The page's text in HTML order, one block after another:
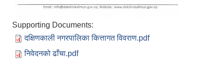
Supporting Documents:
दक्षिणकाली नगरपालिका कित्तागत विवराण.pdf
निवेदनको ढाँचा.pdf